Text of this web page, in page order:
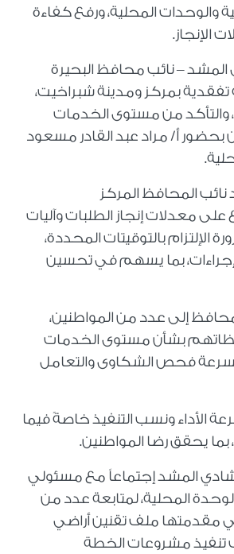
والوحدات المحلية، ورفع كفاءة
الإنجاز.
– نائب محافظ البحيرة
تفقدية بمركز ومدينة شبراخيت،
والتأكد من مستوى الخدمات
بحضور أ/ مراد عبد القادر مسعود
نائب المحافظ المركز
على معدلات إنجاز الطلبات وآليات
الإلتزام بالتوقيتات المحددة،
بما يسهم في تحسين
إلى عدد من المواطنين،
بشأن مستوى الخدمات
فحص الشكاوى والتعامل
الأداء ونسب التنفيذ خاصةً فيما
يحقق رضا المواطنين.
المشد إجتماعاً مع مسئولي
المحلية، لمتابعة عدد من
مقدمتها ملف تقنين أراضي
تنفيذ مشروعات الخطة